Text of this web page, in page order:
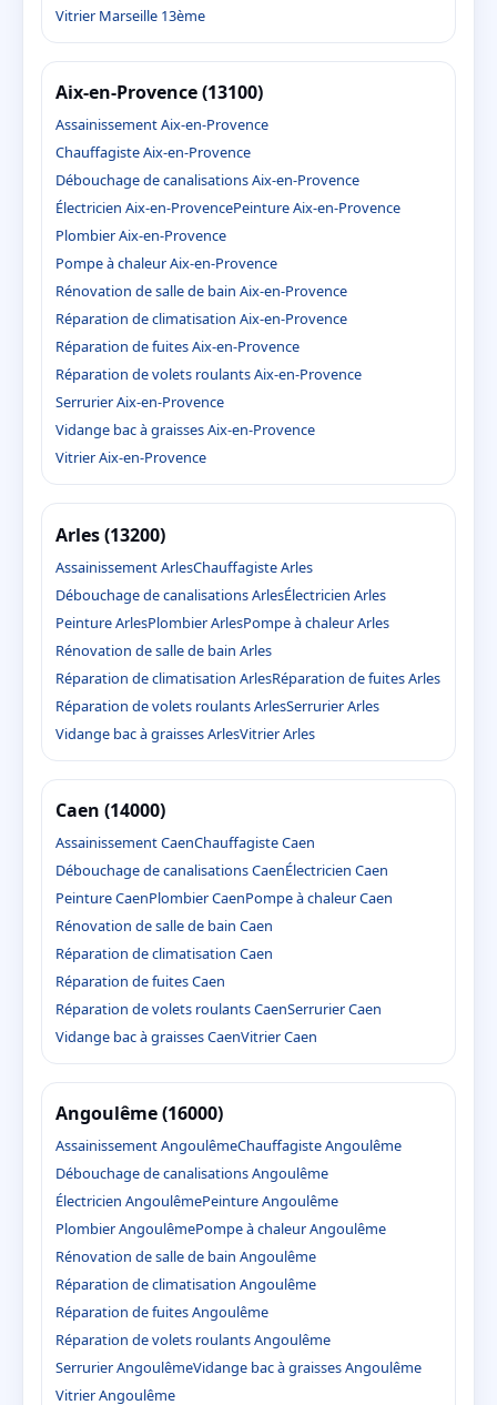
Vitrier Marseille 13ème
Aix-en-Provence (13100)
Assainissement Aix-en-Provence
Chauffagiste Aix-en-Provence
Débouchage de canalisations Aix-en-Provence
Électricien Aix-en-ProvencePeinture Aix-en-Provence
Plombier Aix-en-Provence
Pompe à chaleur Aix-en-Provence
Rénovation de salle de bain Aix-en-Provence
Réparation de climatisation Aix-en-Provence
Réparation de fuites Aix-en-Provence
Réparation de volets roulants Aix-en-Provence
Serrurier Aix-en-Provence
Vidange bac à graisses Aix-en-Provence
Vitrier Aix-en-Provence
Arles (13200)
Assainissement ArlesChauffagiste Arles
Débouchage de canalisations ArlesÉlectricien Arles
Peinture ArlesPlombier ArlesPompe à chaleur Arles
Rénovation de salle de bain Arles
Réparation de climatisation ArlesRéparation de fuites Arles
Réparation de volets roulants ArlesSerrurier Arles
Vidange bac à graisses ArlesVitrier Arles
Caen (14000)
Assainissement CaenChauffagiste Caen
Débouchage de canalisations CaenÉlectricien Caen
Peinture CaenPlombier CaenPompe à chaleur Caen
Rénovation de salle de bain Caen
Réparation de climatisation Caen
Réparation de fuites Caen
Réparation de volets roulants CaenSerrurier Caen
Vidange bac à graisses CaenVitrier Caen
Angoulême (16000)
Assainissement AngoulêmeChauffagiste Angoulême
Débouchage de canalisations Angoulême
Électricien AngoulêmePeinture Angoulême
Plombier AngoulêmePompe à chaleur Angoulême
Rénovation de salle de bain Angoulême
Réparation de climatisation Angoulême
Réparation de fuites Angoulême
Réparation de volets roulants Angoulême
Serrurier AngoulêmeVidange bac à graisses Angoulême
Vitrier Angoulême